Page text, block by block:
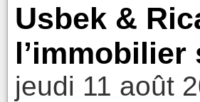
Usbek &
l’immobilier
jeudi 11 août